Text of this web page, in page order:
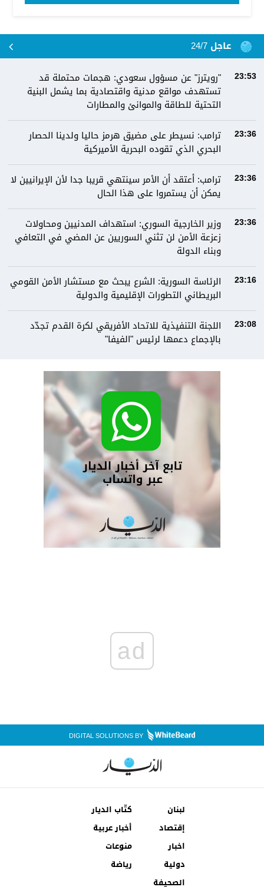
عاجل 24/7
23:53
"رويترز" عن مسؤول سعودي: هجمات محتملة قد
تستهدف مواقع مدنية واقتصادية بما يشمل البنية
التحتية للطاقة والموانئ والمطارات
23:36
ترامب: نسيطر على مضيق هرمز حاليا ولدينا الحصار
البحري الذي تقوده البحرية الأميركية
23:36
ترامب: أعتقد أن الأمر سينتهي قريبا جدا لأن الإيرانيين لا
يمكن أن يستمروا على هذا الحال
23:36
وزير الخارجية السوري: استهداف المدنيين ومحاولات
زعزعة الأمن لن تثني السوريين عن المضي في التعافي
وبناء الدولة
23:16
الرئاسة السورية: الشرع يبحث مع مستشار الأمن القومي
البريطاني التطورات الإقليمية والدولية
23:08
اللجنة التنفيذية للاتحاد الأفريقي لكرة القدم تجدّد
بالإجماع دعمها لرئيس "الفيفا"
ad
DIGITAL SOLUTIONS BY
لبنان
كتّاب الديار
إقتصاد
أخبار عربية
اخبار
دولية
منوعات
رياضة
الصحيفة